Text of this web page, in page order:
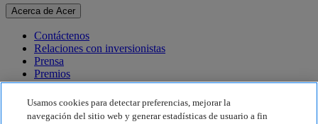
Acerca de Acer
Contáctenos
Relaciones con inversionistas
Prensa
Premios
Eventos
Sostenibilidad
Usamos cookies para detectar preferencias, mejorar la
navegación del sitio web y generar estadísticas de usuario a fin